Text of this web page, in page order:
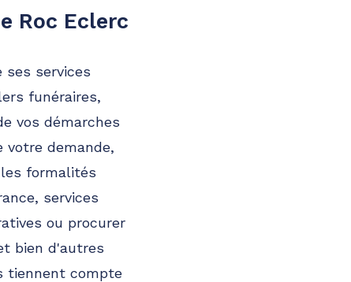
Roc Eclerc
ses services
funéraires,
vos démarches
votre demande,
formalités
services
ou procurer
bien d'autres
tiennent compte